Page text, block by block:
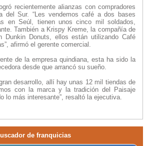
recientemente alianzas con compradores
del Sur. “Les vendemos café a dos bases
en Seúl, tienen unos cinco mil soldados,
También a Krispy Kreme, la compañía de
Dunkin Donuts, ellos están utilizando Café
afirmó el gerente comercial.
de la empresa quindiana, esta ha sido la
desde que arrancó su sueño.
desarrollo, allí hay unas 12 mil tiendas de
con la marca y la tradición del Paisaje
lo más interesante”, resaltó la ejecutiva.
de franquicias